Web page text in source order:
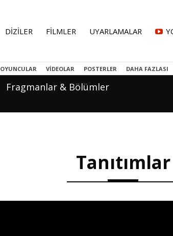
DİZİLER FİLMLER UYARLAMALAR
OYUNCULAR VIDEOLAR POSTERLER DAHA FAZLASI
Fragmanlar & Bölümler
Tanıtımlar